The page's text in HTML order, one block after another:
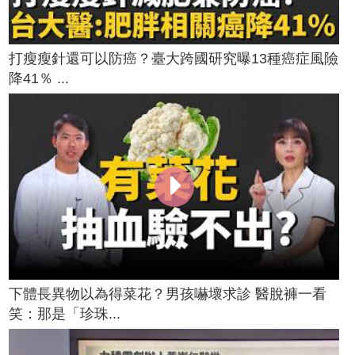
打瘦瘦針還可以防癌？臺大跨國研究曝13種癌症風險
降41％ ...
下體長異物以為得菜花？男孩嚇壞求診 醫脫褲一看
笑：那是「珍珠...